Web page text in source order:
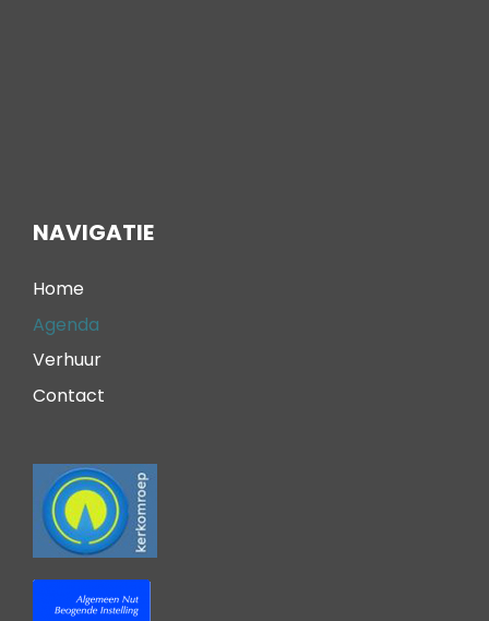
NAVIGATIE
Home
Agenda
Verhuur
Contact